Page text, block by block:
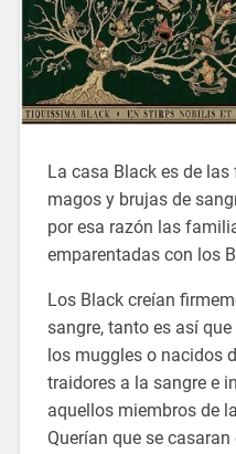
La casa Black es de
magos y brujas de
por esa razón las
emparentadas con los
Los Black creían
sangre, tanto es así
los muggles o nacidos
traidores a la sangre e
aquellos miembros de
Querían que se